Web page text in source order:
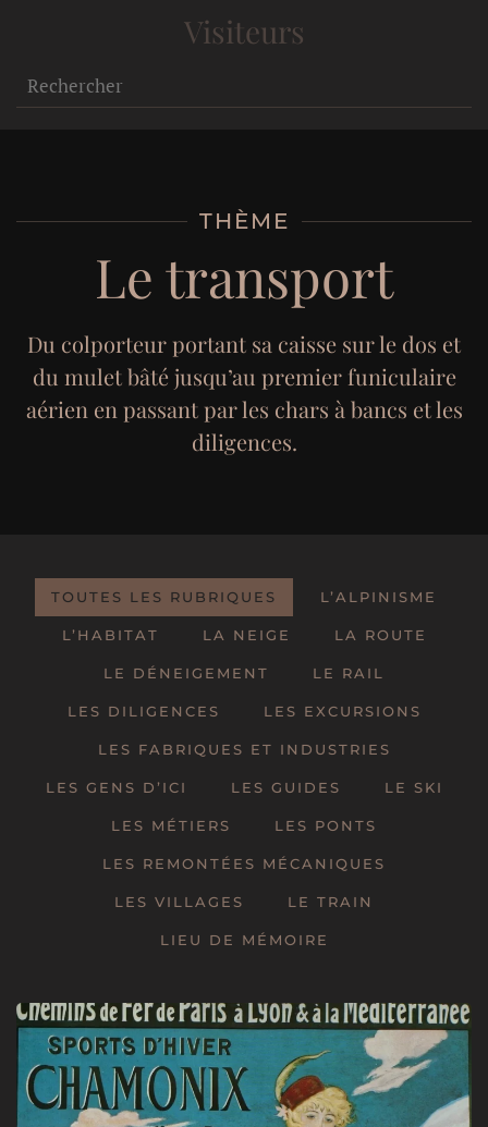
Visiteurs
THÈME
Le transport
Du colporteur portant sa caisse sur le dos et
du mulet bâté jusqu’au premier funiculaire
aérien en passant par les chars à bancs et les
diligences.
TOUTES LES RUBRIQUES L’ALPINISME
L’HABITAT LA NEIGE LA ROUTE
LE DÉNEIGEMENT LE RAIL
LES DILIGENCES LES EXCURSIONS
LES FABRIQUES ET INDUSTRIES
LES GENS D’ICI LES GUIDES LE SKI
LES MÉTIERS LES PONTS
LES REMONTÉES MÉCANIQUES
LES VILLAGES LE TRAIN
LIEU DE MÉMOIRE